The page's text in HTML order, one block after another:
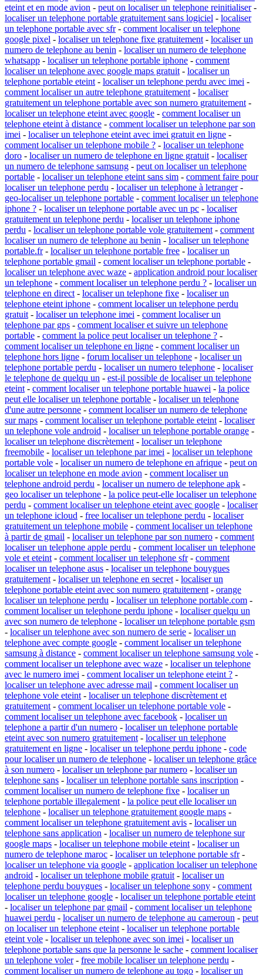
eteint et en mode avion - peut on localiser un telephone reinitialiser-
localiser un telephone portable gratuitement sans logiciel - localiser
un telephone portable avec sfr- comment localiser un telephone
google pixel - localiser un telephone fixe gratuitement - localiser un
numero de telephone au benin - localiser un numero de telephone
whatsapp - localiser un telephone portable iphone - comment
localiser un telephone avec google maps gratuit - localiser un
telephone portable eteint - localiser un telephone perdu avec imei -
comment localiser un autre telephone gratuitement - localiser
gratuitement un telephone portable avec son numero gratuitement -
localiser un telephone eteint avec google - comment localiser un
telephone eteint à distance - comment localiser un telephone par son
imei - localiser un telephone eteint avec imei gratuit en ligne -
comment localiser un telephone mobile ? - localiser un telephone
doro - localiser un numero de telephone en ligne gratuit - localiser
un numero de telephone samsung - peut on localiser un telephone
portable - localiser un telephone eteint sans sim - comment faire pour
localiser un telephone perdu - localiser un telephone à letranger-
geo-localiser un telephone portable - comment localiser un telephone
iphone ? - localiser un telephone portable avec un pc - localiser
gratuitement un telephone perdu - localiser un telephone iphone
perdu - localiser un telephone portable vole gratuitement - comment
localiser un numero de telephone au benin - localiser un telephone
portable.fr- localiser un telephone portable free - localiser un
telephone portable gmail - coment localiser un telephone portable -
localiser un telephone avec waze - application android pour localiser
un telephone - comment localiser un telephone perdu ? - localiser un
telephone en direct - localiser un telephone fixe - localiser un
telephone eteint iphone - comment localiser un telephone perdu
gratuit - localiser un telephone imei - comment localiser un
telephone par gps - comment localiser et suivre un telephone
portable - comment la police peut localiser un telephone ? -
comment localiser un telephone en ligne - comment localiser un
telephone hors ligne - forum localiser un telephone - localiser un
telephone portable perdu - localiser un numero telephone - localiser
le telephone de quelqu un - est-il possible de localiser un telephone
eteint - comment localiser un telephone portable huawei - la police
peut elle localiser un telephone portable - localiser un telephone
d'une autre personne - comment localiser un numero de telephone
sur maps - comment localiser un telephone portable eteint - localiser
un telephone vole android - localiser un telephone portable orange -
localiser un telephone discrètement - localiser un telephone
freemobile - localiser un telephone par imei - localiser un telephone
portable vole - localiser un numero de telephone en afrique - peut on
localiser un telephone en mode avion - comment localiser un
telephone android perdu - localiser un numero de telephone apk -
geo localiser un telephone - la police peut-elle localiser un telephone
perdu - comment localiser un telephone eteint avec google - localiser
un telephone icloud - free localiser un telephone perdu - localiser
gratuitement un telephone mobile - comment localiser un telephone
à partir de gmail - localiser un telephone par son numero - comment
localiser un telephone apple perdu - comment localiser un telephone
vole et eteint - comment localiser un telephone sfr- comment
localiser un telephone asus - localiser un telephone bouygues
gratuitement - localiser un telephone en secret - localiser un
telephone portable eteint avec son numero gratuitement - orange
localiser un telephone perdu - localiser un telephone portable.com -
comment localiser un telephone perdu iphone - localiser quelqu un
avec son numero de telephone - localiser un telephone portable gsm
- localiser un telephone avec son numero de serie - localiser un
telephone avec compte google - comment localiser un telephone
samsung à distance - comment localiser un telephone samsung vole -
comment localiser un telephone avec waze - localiser un telephone
avec le numero imei - comment localiser un telephone eteint ? -
localiser un telephone avec adresse mail - comment localiser un
telephone vole eteint - localiser un telephone discrètement et
gratuitement - comment localiser un telephone portable vole -
comment localiser un telephone avec facebook - localiser un
telephone a partir d'un numero - localiser un telephone portable
eteint avec son numero gratuitement - localiser un telephone
gratuitement en ligne - localiser un telephone perdu iphone - code
pour localiser un numero de telephone - localiser un telephone grâce
à son numero - localiser un telephone par numero - localiser un
telephone sans - localiser un telephone portable sans inscription -
comment localiser un numero de telephone fixe - localiser un
telephone portable illegalement - la police peut elle localiser un
telephone - localiser un telephone gratuitement google maps -
comment localiser un telephone gratuitement avis - localiser un
telephone sans application - localiser un numero de telephone sur
google maps - localiser un telephone mobile eteint - localiser un
numero de telephone maroc - localiser un telephone portable sfr-
localiser un telephone via google - application localiser un telephone
android - localiser un telephone mobile gratuit - localiser un
telephone perdu bouygues - localiser un telephone sony - comment
localiser un telephone google - localiser un telephone portable eteint
- localiser un telephone par gmail - comment localiser un telephone
huawei perdu - localiser un numero de telephone au cameroun - peut
on localiser un telephone eteint - localiser un telephone portable
eteint vole - localiser un telephone avec son imei - localiser un
telephone portable sans que la personne le sache - comment localiser
un telephone voler- free mobile localiser un telephone perdu -
comment localiser un numero de telephone au togo - localiser un